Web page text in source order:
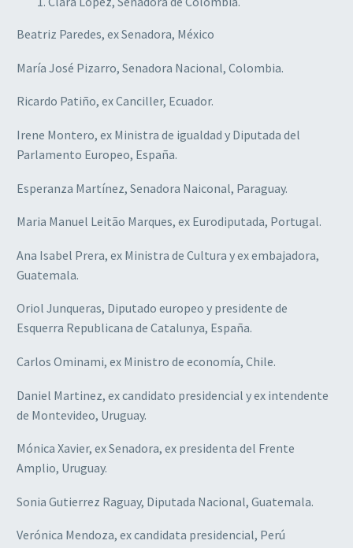
Beatriz Paredes, ex Senadora, México
María José Pizarro, Senadora Nacional, Colombia.
Ricardo Patiño, ex Canciller, Ecuador.
Irene Montero, ex Ministra de igualdad y Diputada del
Parlamento Europeo, España.
Esperanza Martínez, Senadora Naiconal, Paraguay.
Maria Manuel Leitão Marques, ex Eurodiputada, Portugal.
Ana Isabel Prera, ex Ministra de Cultura y ex embajadora,
Guatemala.
Oriol Junqueras, Diputado europeo y presidente de
Esquerra Republicana de Catalunya, España.
Carlos Ominami, ex Ministro de economía, Chile.
Daniel Martinez, ex candidato presidencial y ex intendente
de Montevideo, Uruguay.
Mónica Xavier, ex Senadora, ex presidenta del Frente
Amplio, Uruguay.
Sonia Gutierrez Raguay, Diputada Nacional, Guatemala.
Verónica Mendoza, ex candidata presidencial, Perú